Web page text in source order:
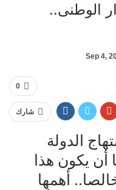
الوطنى..
Sep 4,
0
شارك
الدولة
أن يكون هذا
أهمها